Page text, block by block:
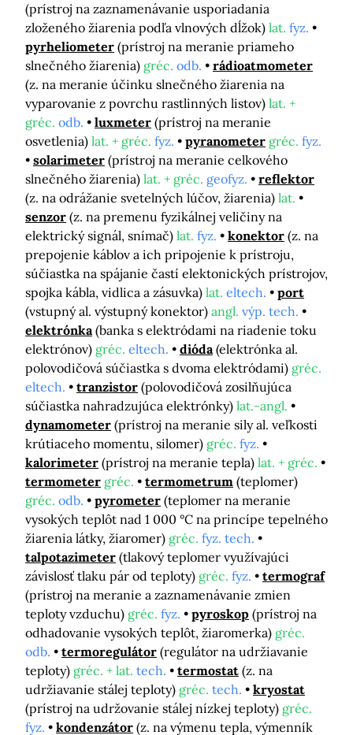
(prístroj na zaznamenávanie usporiadania
zloženého žiarenia podľa vlnových dĺžok) lat. fyz.
pyrheliometer (prístroj na meranie priameho
slnečného žiarenia) gréc. odb.
rádioatmometer
(z. na meranie účinku slnečného žiarenia na
vyparovanie z povrchu rastlinných listov) lat. +
gréc. odb. luxmeter (prístroj na meranie
osvetlenia) lat. + gréc. fyz. pyranometer gréc. fyz.
solarimeter (prístroj na meranie celkového
slnečného žiarenia) lat. + gréc. geofyz.
reflektor
(z. na odrážanie svetelných lúčov, žiarenia) lat.
senzor (z. na premenu fyzikálnej veličiny na
elektrický signál, snímač) lat. fyz. konektor (z. na
prepojenie káblov a ich pripojenie k prístroju,
súčiastka na spájanie častí elektonických prístrojov,
spojka kábla, vidlica a zásuvka) lat. eltech.
port
(vstupný al. výstupný konektor) angl. výp. tech.
elektrónka (banka s elektródami na riadenie toku
elektrónov) gréc. eltech. dióda (elektrónka al.
polovodičová súčiastka s dvoma elektródami) gréc.
eltech.
tranzistor (polovodičová zosilňujúca
súčiastka nahradzujúca elektrónky) lat.-angl.
dynamometer (prístroj na meranie sily al. veľkosti
krútiaceho momentu, silomer) gréc. fyz.
kalorimeter (prístroj na meranie tepla) lat. + gréc.
termometer gréc. termometrum (teplomer)
gréc. odb. pyrometer (teplomer na meranie
vysokých teplôt nad 1 000 °C na princípe tepelného
žiarenia látky, žiaromer) gréc. fyz. tech.
talpotazimeter (tlakový teplomer využívajúci
závislosť tlaku pár od teploty) gréc. fyz.
termograf
(prístroj na meranie a zaznamenávanie zmien
teploty vzduchu) gréc. fyz. pyroskop (prístroj na
odhadovanie vysokých teplôt, žiaromerka) gréc.
odb.
termoregulátor (regulátor na udržiavanie
teploty) gréc. + lat. tech. termostat (z. na
udržiavanie stálej teploty) gréc. tech.
kryostat
(prístroj na udržovanie stálej nízkej teploty) gréc.
fyz.
kondenzátor (z. na výmenu tepla, výmenník